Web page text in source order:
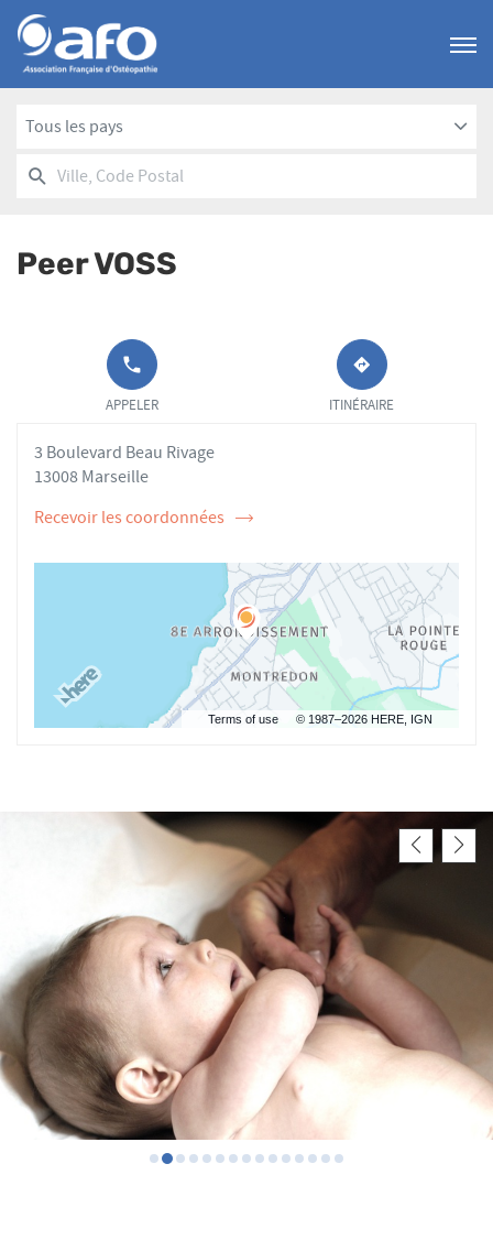
Menu
Tous les pays
Ville,RECHERCHER
UN
AFO
Peer VOSS
APPELER LE
POINT DE
VENTE PEER
APPELER ITINÉRAIRE
JUSQU'AU
POINT
DE
3 Boulevard Beau Rivage
13008 Marseille
Recevoir les coordonnées
de
Terms of use © 1987–2026 HERE, IGN